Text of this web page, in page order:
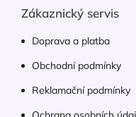
Zákaznický servis
Doprava a platba
Obchodní podmínky
Reklamační podmínky